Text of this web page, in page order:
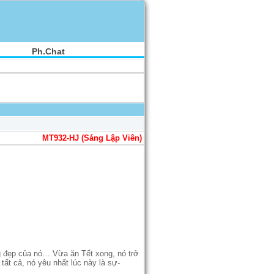
Ph.Chat
MT932-HJ (Sáng Lập Viên)
đẹp của nó… Vừa ăn Tết xong, nó trở
cả, nó yêu nhất lúc này là sự-